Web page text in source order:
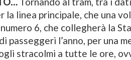
la linea principale, che una
6, che collegherà la
passeggeri l’anno, per una
stracolmi a tutte le ore,